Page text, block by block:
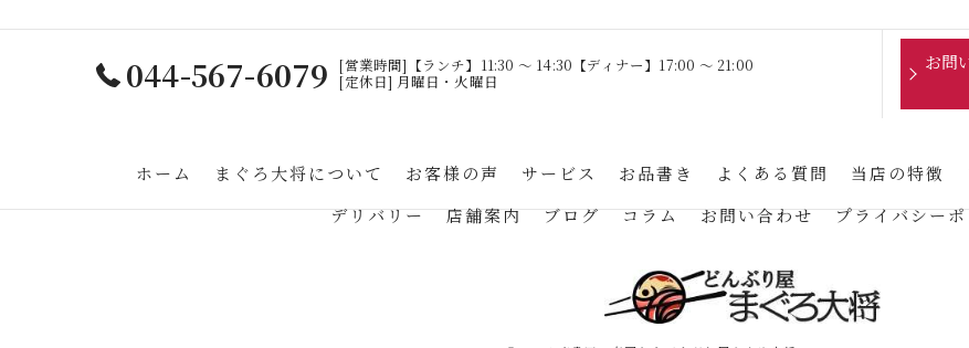
044-567-6079
[営業時間]【ランチ】11:30 〜 14:30【ディナー】17:00 〜 21:00
[定休日] 月曜日・火曜日
お問
ホーム まぐろ大将について お客様の声 サービス お品書き よくある質問 当店の特徴
デリバリー
店舗案内 ブログ コラム お問い合わせ プライバシー